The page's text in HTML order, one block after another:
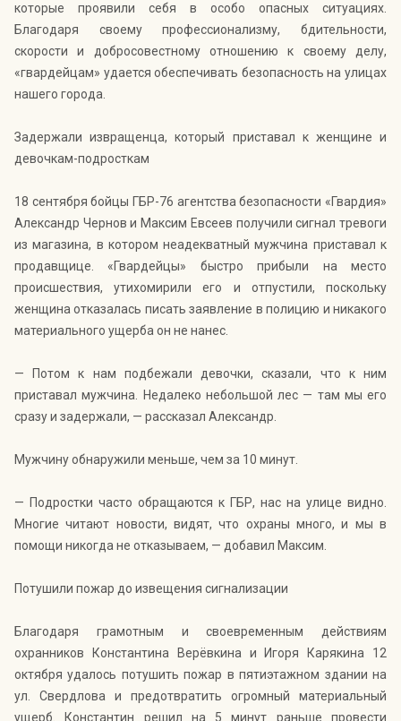
которые проявили себя в особо опасных ситуациях.
Благодаря своему профессионализму, бдительности,
скорости и добросовестному отношению к своему делу,
«гвардейцам» удается обеспечивать безопасность на улицах
нашего города.
Задержали извращенца, который приставал к женщине и
девочкам-подросткам
18 сентября бойцы ГБР-76 агентства безопасности «Гвардия»
Александр Чернов и Максим Евсеев получили сигнал тревоги
из магазина, в котором неадекватный мужчина приставал к
продавщице. «Гвардейцы» быстро прибыли на место
происшествия, утихомирили его и отпустили, поскольку
женщина отказалась писать заявление в полицию и никакого
материального ущерба он не нанес.
— Потом к нам подбежали девочки, сказали, что к ним
приставал мужчина. Недалеко небольшой лес — там мы его
сразу и задержали, — рассказал Александр.
Мужчину обнаружили меньше, чем за 10 минут.
— Подростки часто обращаются к ГБР, нас на улице видно.
Многие читают новости, видят, что охраны много, и мы в
помощи никогда не отказываем, — добавил Максим.
Потушили пожар до извещения сигнализации
Благодаря грамотным и своевременным действиям
охранников Константина Верёвкина и Игоря Карякина 12
октября удалось потушить пожар в пятиэтажном здании на
ул. Свердлова и предотвратить огромный материальный
ущерб. Константин решил на 5 минут раньше провести